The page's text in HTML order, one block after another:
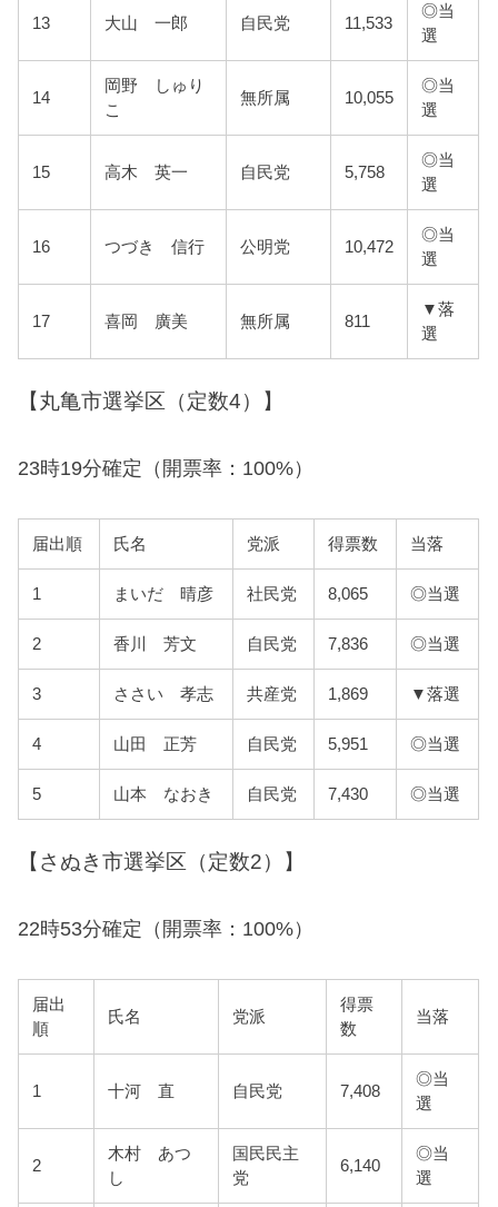
13 大山 一郎 自民党 11,533
◎当
選
14
岡野 しゅり
こ
無所属 10,055
◎当
選
15 高木 英一 自民党 5,758
◎当
選
16 つづき 信行 公明党 10,472
◎当
選
17 喜岡 廣美 無所属 811
▼落
選
【丸亀市選挙区（定数4）】
23時19分確定（開票率：100%）
届出順 氏名 党派 得票数 当落
1 まいだ 晴彦 社民党 8,065 ◎当選
2 香川 芳文 自民党 7,836 ◎当選
3 ささい 孝志 共産党 1,869 ▼落選
4 山田 正芳 自民党 5,951 ◎当選
5 山本 なおき 自民党 7,430 ◎当選
【さぬき市選挙区（定数2）】
22時53分確定（開票率：100%）
届出
順
氏名 党派
得票
数
当落
1 十河 直 自民党 7,408
◎当
選
2
木村 あつ
し
国民民主
党
6,140
◎当
選